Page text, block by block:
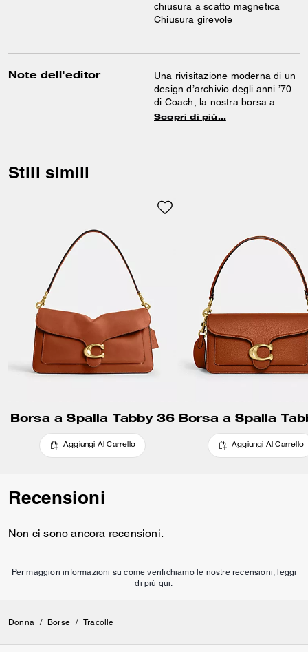
chiusura a scatto magnetica
Chiusura girevole
Note dell'editor
Una rivisitazione moderna di un
design d’archivio degli anni ’70
di Coach, la nostra borsa a
spalla Tabby è realizzata in
indossare lunga a tracolla o
Scopri di più…
Stili simili
Borsa a Spalla Tabby 36
Aggiungi Al Carrello
Borsa a Spalla
Aggiungi Al Carrello
Recensioni
Non ci sono ancora recensioni.
Per maggiori informazioni su come verifichiamo le nostre recensioni, leggi
di più qui
Donna / Borse / Tracolle